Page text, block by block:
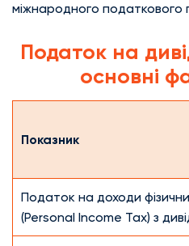
міжнародного податкового
Податок на
основні
Показник
Податок на доходи
(Personal Income Tax) з